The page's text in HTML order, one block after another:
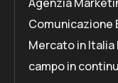
Comunicazione
Mercato in
campo in